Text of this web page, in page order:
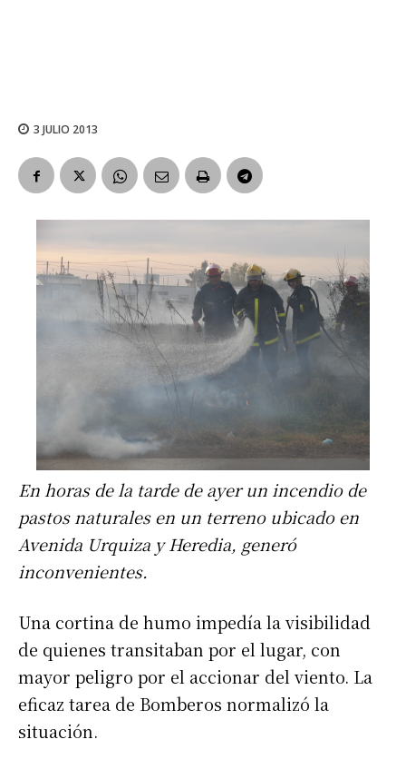
3 JULIO 2013
En horas de la tarde de ayer un incendio de
pastos naturales en un terreno ubicado en
Avenida Urquiza y Heredia, generó
inconvenientes.
Una cortina de humo impedía la visibilidad
de quienes transitaban por el lugar, con
mayor peligro por el accionar del viento. La
eficaz tarea de Bomberos normalizó la
situación.